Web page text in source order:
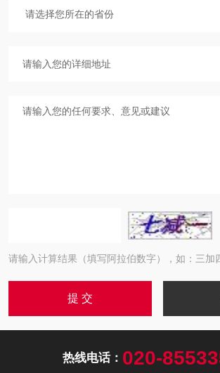
请输入计算结果（填写阿拉伯数字），如：三加
热线电话： 020-